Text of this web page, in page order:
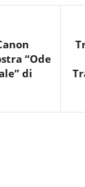
“Ode
di